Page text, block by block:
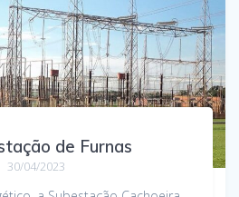
de Furnas
30/04/2023